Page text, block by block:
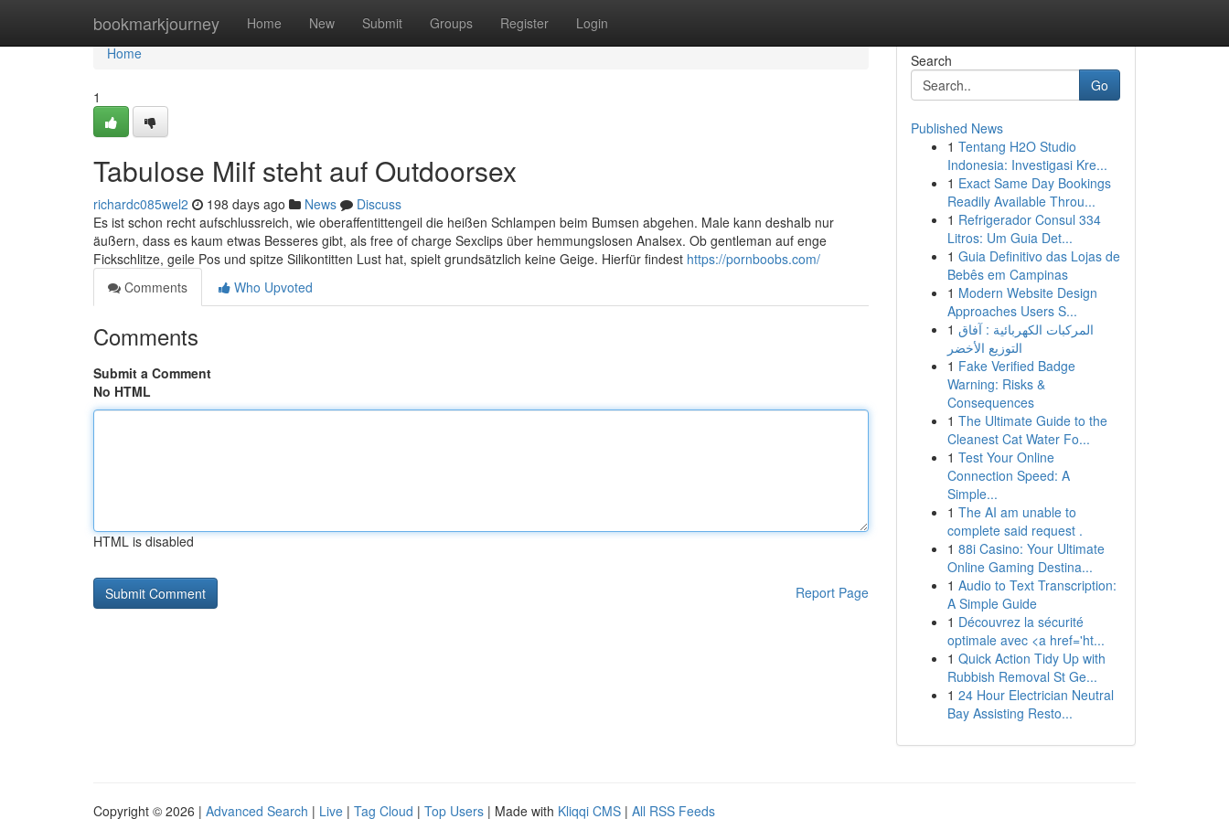
bookmarkjourney Home New Submit Groups Register Login
Home
Home
1
Tabulose Milf steht auf Outdoorsex
richardc085wel2 198 days ago News
Discuss
Es ist schon recht aufschlussreich, wie oberaffentittengeil die heißen Schlampen beim Bumsen abgehen. Male kann deshalb nur
äußern, dass es kaum etwas Besseres gibt, als free of charge Sexclips über hemmungslosen Analsex. Ob gentleman auf enge
Fickschlitze, geile Pos und spitze Silikontitten Lust hat, spielt grundsätzlich keine Geige. Hierfür findest https://pornboobs.com/
Comments
Who Upvoted
Comments
Submit a Comment
No HTML
HTML is disabled
Report Page
Search
Go
Published News
1 Tentang H2O Studio
Indonesia: Investigasi Kre...
1 Exact Same Day Bookings
Readily Available Throu...
1 Refrigerador Consul 334
Litros: Um Guia Det...
1 Guia Definitivo das Lojas de
Bebês em Campinas
1 Modern Website Design
Approaches Users S...
1 المركبات الكهربائية : آفاق
التوزيع الأخضر
1 Fake Verified Badge
Warning: Risks &
Consequences
1 The Ultimate Guide to the
Cleanest Cat Water Fo...
1 Test Your Online
Connection Speed: A
Simple...
1 The AI am unable to
complete said request .
1 88i Casino: Your Ultimate
Online Gaming Destina...
1 Audio to Text Transcription:
A Simple Guide
1 Découvrez la sécurité
optimale avec <a href='ht...
1 Quick Action Tidy Up with
Rubbish Removal St Ge...
1 24 Hour Electrician Neutral
Bay Assisting Resto...
Copyright © 2026 | Advanced Search | Live | Tag Cloud | Top Users | Made with Kliqqi CMS | All RSS Feeds